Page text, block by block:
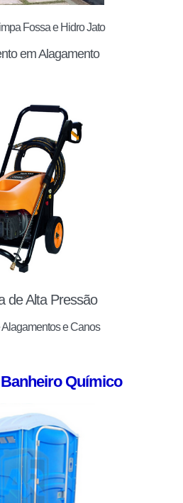
Fossa e Hidro Jato
em Alagamento
de Alta Pressão
Alagamentos e Canos
Químico